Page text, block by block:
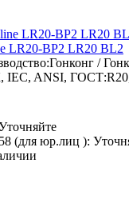
LR20-BP2 LR20 BL2
Гонконг /
IEC, ANSI, ГОСТ:
(для юр.лиц ):